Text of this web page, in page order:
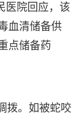
医院回应，该
血清储备供
点储备药
拨。如被蛇咬